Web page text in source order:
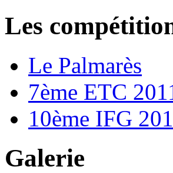
Les
Le Palmarès
7ème ETC
10ème IFG
Galerie